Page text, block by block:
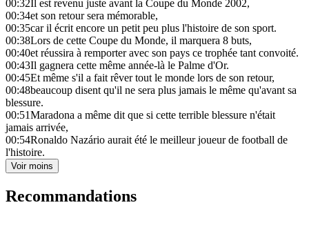
00:32Il est revenu juste avant la Coupe du Monde 2002,
00:34et son retour sera mémorable,
00:35car il écrit encore un petit peu plus l'histoire de son sport.
00:38Lors de cette Coupe du Monde, il marquera 8 buts,
00:40et réussira à remporter avec son pays ce trophée tant convoité.
00:43Il gagnera cette même année-là le Palme d'Or.
00:45Et même s'il a fait rêver tout le monde lors de son retour,
00:48beaucoup disent qu'il ne sera plus jamais le même qu'avant sa
blessure.
00:51Maradona a même dit que si cette terrible blessure n'était
jamais arrivée,
00:54Ronaldo Nazário aurait été le meilleur joueur de football de
l'histoire.
Voir moins
Recommandations